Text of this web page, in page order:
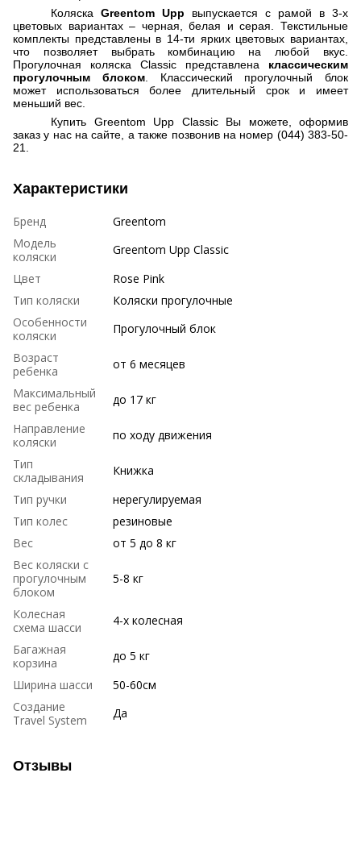
КоляскаGreentom Upp выпускается с рамой в 3-х
цветовых вариантах – черная, белая и серая. Текстильные
комплекты представлены в 14-ти ярких цветовых вариантах,
что позволяет выбрать комбинацию на любой вкус.
Прогулочная коляска Classic представлена классическим
прогулочным блоком. Классический прогулочный блок
может использоваться более длительный срок и имеет
меньший вес.
Купить Greentom Upp Classic Вы можете, оформив
заказ у нас на сайте, а также позвонив на номер (044) 383-50-
21.
Характеристики
Бренд
Greentom
Модель
коляски
Greentom Upp Classic
Цвет
Rose Pink
Тип коляски
Коляски прогулочные
Особенности
коляски
Прогулочный блок
Возраст
ребенка
от 6 месяцев
Максимальный
вес ребенка
до 17 кг
Направление
коляски
по ходу движения
Тип
складывания
Книжка
Тип ручки
нерегулируемая
Тип колес
резиновые
Вес
от 5 до 8 кг
Вес коляски с
прогулочным
блоком
5-8 кг
Колесная
схема шасси
4-х колесная
Багажная
корзина
до 5 кг
Ширина шасси
50-60см
Создание
Travel System
Да
Отзывы